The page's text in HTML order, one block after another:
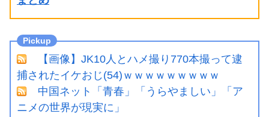
【画像】JK10人とハメ撮り770本撮って逮
捕されたイケおじ(54)ｗｗｗｗｗｗｗｗｗ
中国ネット「青春」「うらやましい」「ア
ニメの世界が現実に」